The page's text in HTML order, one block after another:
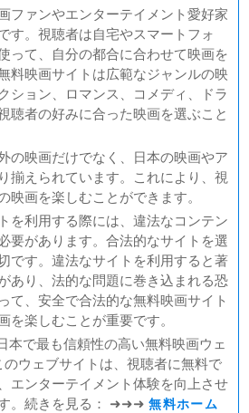
ファンやエンターテイメント愛好家
す。視聴者は自宅やスマートフォ
って、自分の都合に合わせて映画を
料映画サイトは広範なジャンルの映
ション、ロマンス、コメディ、ドラ
聴者の好みに合った映画を選ぶこと
の映画だけでなく、日本の映画やア
揃えられています。これにより、視
映画を楽しむことができます。
を利用する際には、違法なコンテン
要があります。合法的なサイトを選
です。違法なサイトを利用すると著
あり、法的な問題に巻き込まれる恐
て、安全で合法的な無料映画サイト
を楽しむことが重要です。
本で最も信頼性の高い無料映画ウェ
ウェブサイトは、視聴者に無料で
エンターテイメント体験を向上させ
。続きを見る： ➜➜➜無料ホーム